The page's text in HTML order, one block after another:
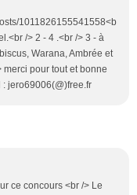
1011826155541558<b
/> 2 - 4 .<br /> 3 - à
Warana, Ambrée et
merci pour tout et bonne
jero69006(@)free.fr
ce concours <br /> Le